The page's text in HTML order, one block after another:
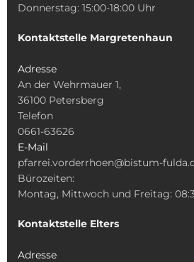
Donnerstag: 15:00-18:00 Uhr
Kontaktstelle Margretenhaun
Adresse
An der Wehrmauer 1,
36100 Petersberg
Telefon
0661-63626
E-Mail
pfarrei.vorderrhoen@bistum-
Bürozeiten:
Montag, Mittwoch und Freitag:
Kontaktstelle Elters
Adresse